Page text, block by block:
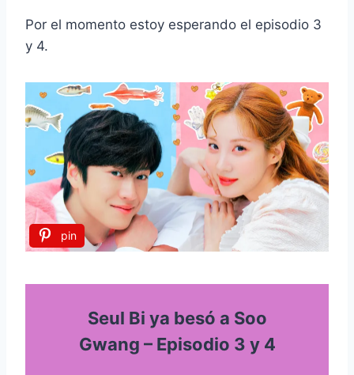
Por el momento estoy esperando el episodio 3
y 4.
pin
Seul Bi ya besó a Soo
Gwang – Episodio 3 y 4